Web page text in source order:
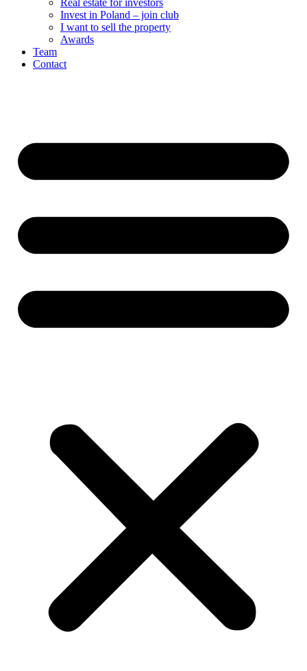
Real estate for investors
Invest in Poland – join club
I want to sell the property
Awards
Team
Contact